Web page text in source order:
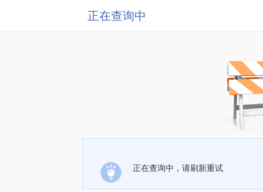
正在查询中
正在查询中，请刷新重试